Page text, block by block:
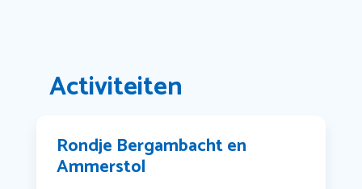
Activiteiten
Rondje Bergambacht en
Ammerstol